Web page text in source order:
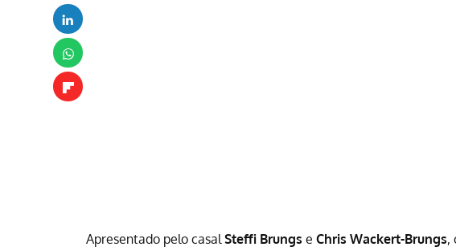
Apresentado pelo casal Steffi Brungs e Chris Wackert-Brungs,